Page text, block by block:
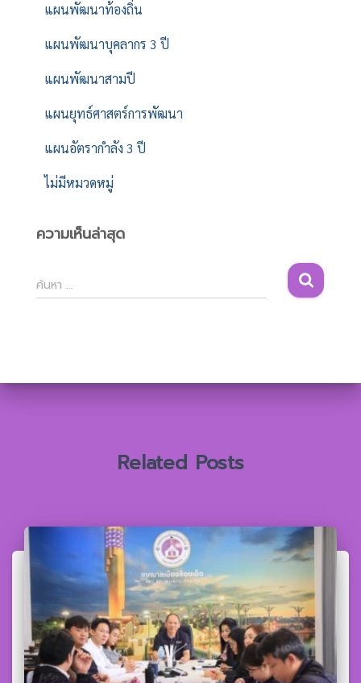
แผนพัฒนาท้องถิ่น
แผนพัฒนาบุคลากร 3 ปี
แผนพัฒนาสามปี
แผนยุทธ์ศาสตร์การพัฒนา
แผนอัตรากำลัง 3 ปี
ไม่มีหมวดหมู่
ความเห็นล่าสุด
ค้
น
ห
ค้นหา …
Related Posts